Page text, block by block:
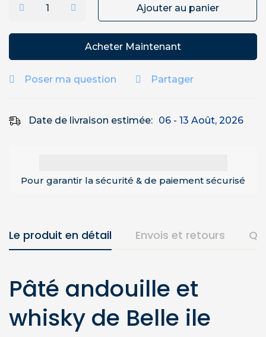
Ajouter au panier
Acheter Maintenant
Poser ma question Partager
Date de livraison estimée: 06 - 13 Août, 2026
Pour garantir la sécurité & de paiement sécurisé
Le produit en détail Envois et retours
Pâté andouille et
whisky de Belle ile